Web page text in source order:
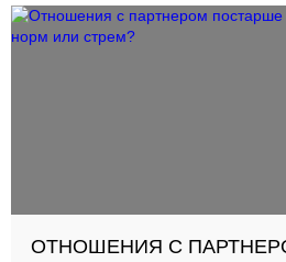
ОТНОШЕНИЯ С